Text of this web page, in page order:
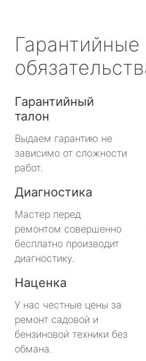
Гарантийные
Гарантийный
талон
Выдаем гарантию не
зависимо от сложности
работ.
Диагностика
Мастер перед
ремонтом совершенно
бесплатно производит
диагностику.
Наценка
У нас честные цены за
ремонт садовой и
бензиновой техники без
обмана.